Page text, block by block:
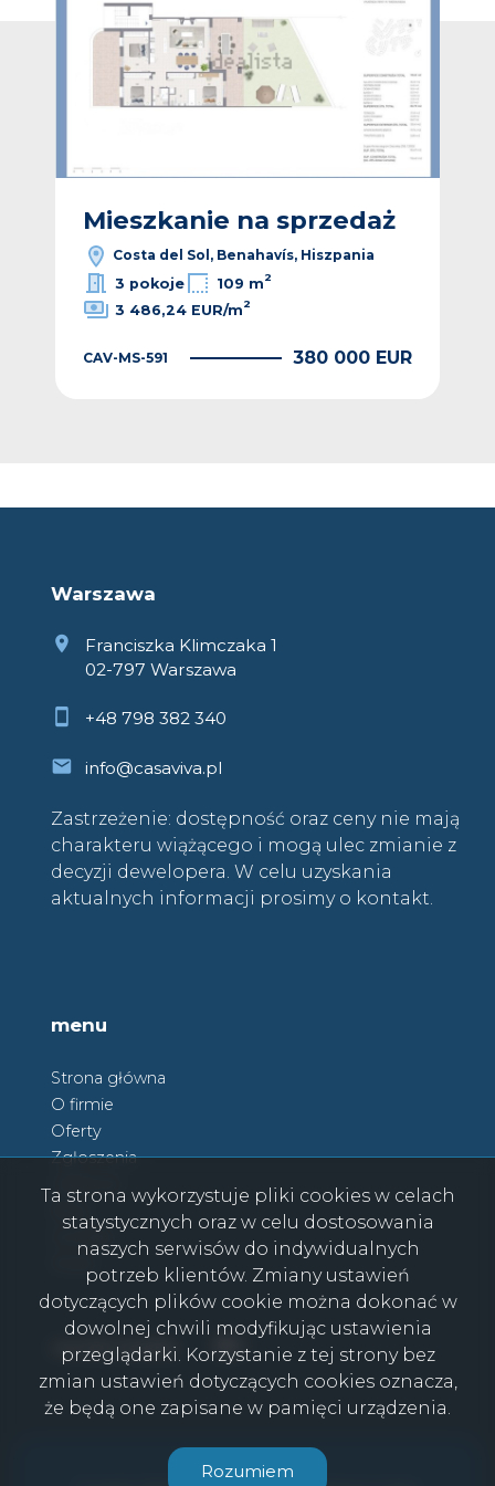
Mieszkanie na sprzedaż
Costa del Sol, Benahavís, Hiszpania
3 pokoje
109 m2
3 486,24 EUR/m2
CAV-MS-591 380 000 EUR
Warszawa
Franciszka Klimczaka 1
02-797 Warszawa
+48 798 382 340
info@casaviva.pl
Zastrzeżenie: dostępność oraz ceny nie mają
charakteru wiążącego i mogą ulec zmianie z
decyzji dewelopera. W celu uzyskania
aktualnych informacji prosimy o kontakt.
menu
Strona główna
O firmie
Oferty
Zgłoszenia
Kontakt
social media Facebook
Facebook
CasaViva © 2026
Ta strona wykorzystuje pliki cookies w celach
statystycznych oraz w celu dostosowania
naszych serwisów do indywidualnych
potrzeb klientów. Zmiany ustawień
dotyczących plików cookie można dokonać w
dowolnej chwili modyfikując ustawienia
przeglądarki. Korzystanie z tej strony bez
zmian ustawień dotyczących cookies oznacza,
że będą one zapisane w pamięci urządzenia.
Rozumiem